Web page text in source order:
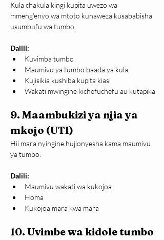
Kula chakula kingi kupita uwezo wa
mmeng’enyo wa mtoto kunaweza kusababisha
usumbufu wa tumbo.
Dalili:
Kuvimba tumbo
Maumivu ya tumbo baada ya kula
Kujisikia kushiba kupita kiasi
Wakati mwingine kichefuchefu au kutapika
9. Maambukizi ya njia ya
mkojo (UTI)
Hii mara nyingine hujionyesha kama maumivu
ya tumbo.
Dalili:
Maumivu wakati wa kukojoa
Homa
Kukojoa mara kwa mara
10. Uvimbe wa kidole tumbo